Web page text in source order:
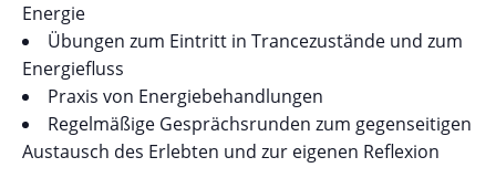
Energie
Übungen zum Eintritt in Trancezustände und zum
Energiefluss
Praxis von Energiebehandlungen
Regelmäßige Gesprächsrunden zum gegenseitigen
Austausch des Erlebten und zur eigenen Reflexion